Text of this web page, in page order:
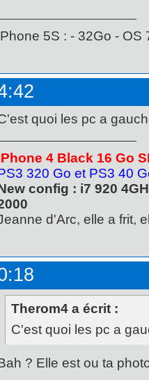
5S : - 32Go - OS
quoi les pc a
4 Black 16 Go
320 Go et PS3 40
config : i7 920
d'Arc, elle a frit,
Therom4 a écrit :
C'est quoi les pc a
? Elle est ou ta